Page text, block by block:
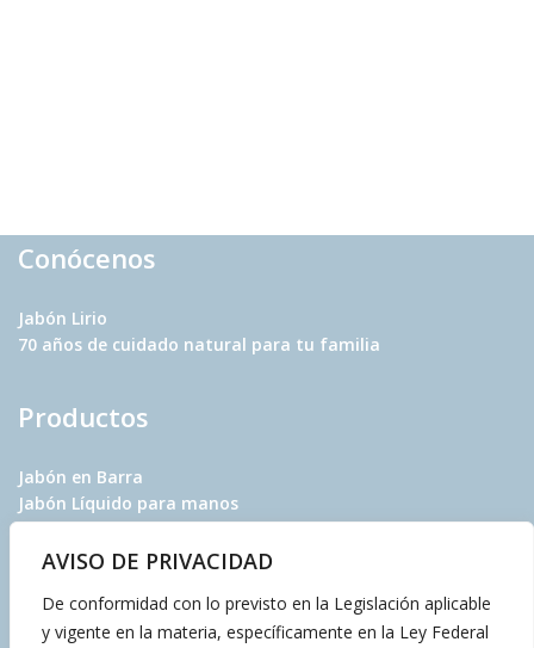
AVISO DE PRIVACIDAD
De conformidad con lo previsto en la Legislación aplicable
y vigente en la materia, específicamente en la Ley Federal
Conócenos
Jabón Lirio
70 años de cuidado natural para tu familia
Productos
Jabón en Barra
Jabón Líquido para manos
Jabón Líquido Corporal
¿Quieres Contactarnos?